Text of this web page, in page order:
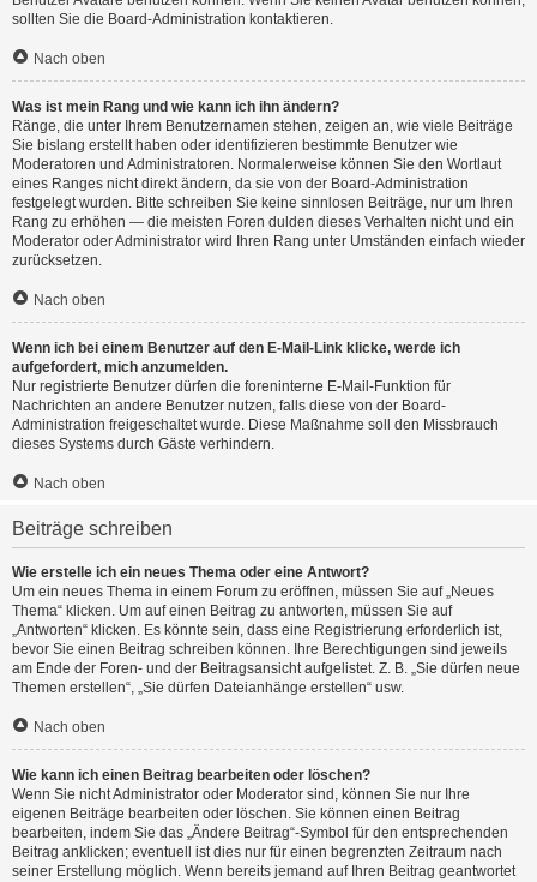
sollten Sie die Board-Administration kontaktieren.
Nach oben
Was ist mein Rang und wie kann ich ihn ändern?
Ränge, die unter Ihrem Benutzernamen stehen, zeigen an, wie viele Beiträge
Sie bislang erstellt haben oder identifizieren bestimmte Benutzer wie
Moderatoren und Administratoren. Normalerweise können Sie den Wortlaut
eines Ranges nicht direkt ändern, da sie von der Board-Administration
festgelegt wurden. Bitte schreiben Sie keine sinnlosen Beiträge, nur um Ihren
Rang zu erhöhen — die meisten Foren dulden dieses Verhalten nicht und ein
Moderator oder Administrator wird Ihren Rang unter Umständen einfach wieder
zurücksetzen.
Nach oben
Wenn ich bei einem Benutzer auf den E-Mail-Link klicke, werde ich
aufgefordert, mich anzumelden.
Nur registrierte Benutzer dürfen die foreninterne E-Mail-Funktion für
Nachrichten an andere Benutzer nutzen, falls diese von der Board-
Administration freigeschaltet wurde. Diese Maßnahme soll den Missbrauch
dieses Systems durch Gäste verhindern.
Nach oben
Beiträge schreiben
Wie erstelle ich ein neues Thema oder eine Antwort?
Um ein neues Thema in einem Forum zu eröffnen, müssen Sie auf „Neues
Thema“ klicken. Um auf einen Beitrag zu antworten, müssen Sie auf
„Antworten“ klicken. Es könnte sein, dass eine Registrierung erforderlich ist,
bevor Sie einen Beitrag schreiben können. Ihre Berechtigungen sind jeweils
am Ende der Foren- und der Beitragsansicht aufgelistet. Z. B. „Sie dürfen neue
Themen erstellen“, „Sie dürfen Dateianhänge erstellen“ usw.
Nach oben
Wie kann ich einen Beitrag bearbeiten oder löschen?
Wenn Sie nicht Administrator oder Moderator sind, können Sie nur Ihre
eigenen Beiträge bearbeiten oder löschen. Sie können einen Beitrag
bearbeiten, indem Sie das „Ändere Beitrag“-Symbol für den entsprechenden
Beitrag anklicken; eventuell ist dies nur für einen begrenzten Zeitraum nach
seiner Erstellung möglich. Wenn bereits jemand auf Ihren Beitrag geantwortet